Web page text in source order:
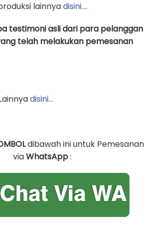
lainnyadisini….
testimoni asli dari para pelanggan
telah melakukan pemesanan
disini…
dibawah ini untuk Pemesanan
viaWhatsApp: